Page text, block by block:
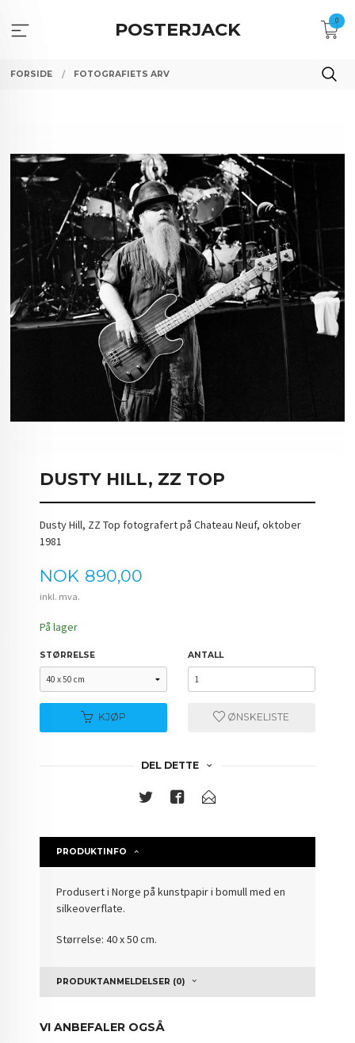
innholdet
POSTERJACK 0
FORSIDE FOTOGRAFIETS ARV
DUSTY HILL, ZZ TOP
Dusty Hill, ZZ Top fotografert på Chateau Neuf, oktober
1981
Pris
NOK 890,00
inkl. mva.
På lager
STØRRELSE ANTALL
KJØP ØNSKELISTE
DEL DETTE
PRODUKTINFO
Produsert i Norge på kunstpapir i bomull med en
silkeoverflate.
Størrelse: 40 x 50 cm.
PRODUKTANMELDELSER (0)
VI ANBEFALER OGSÅ